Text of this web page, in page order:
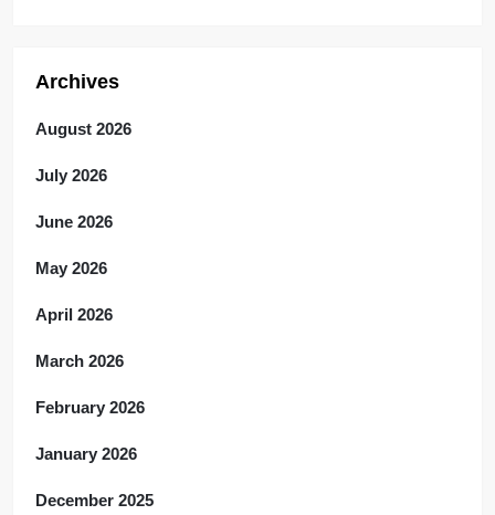
Archives
August 2026
July 2026
June 2026
May 2026
April 2026
March 2026
February 2026
January 2026
December 2025